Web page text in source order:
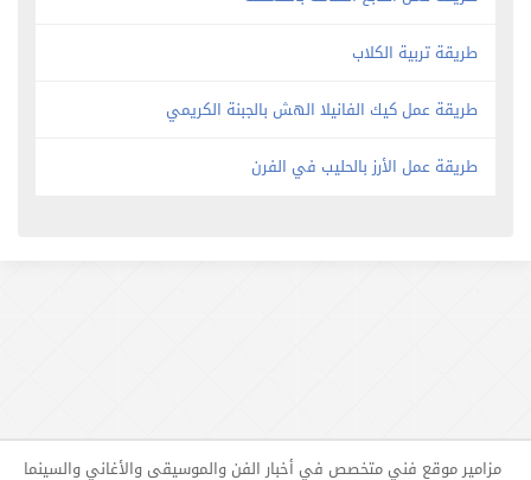
طريقة تربية الكلاب
طريقة عمل كيك الفانيلا الهش بالجبنة الكريمي
طريقة عمل الأرز بالحليب في الفرن
مزامير موقع فني متخصص في أخبار الفن والموسيقى والأغاني والسينما